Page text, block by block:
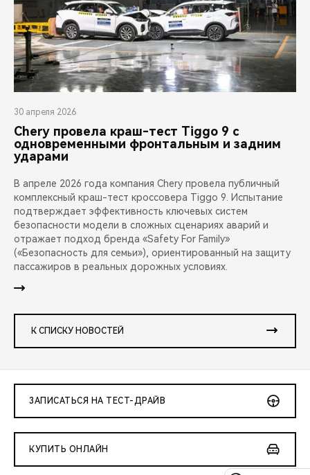
30 апреля 2026
Chery провела краш-тест Tiggo 9 с
одновременными фронтальным и задним
ударами
В апреле 2026 года компания Chery провела публичный
комплексный краш-тест кроссовера Tiggo 9. Испытание
подтверждает эффективность ключевых систем
безопасности модели в сложных сценариях аварий и
отражает подход бренда «Safety For Family»
(«Безопасность для семьи»), ориентированный на защиту
пассажиров в реальных дорожных условиях.
К СПИСКУ НОВОСТЕЙ
ЗАПИСАТЬСЯ НА ТЕСТ-ДРАЙВ
КУПИТЬ ОНЛАЙН